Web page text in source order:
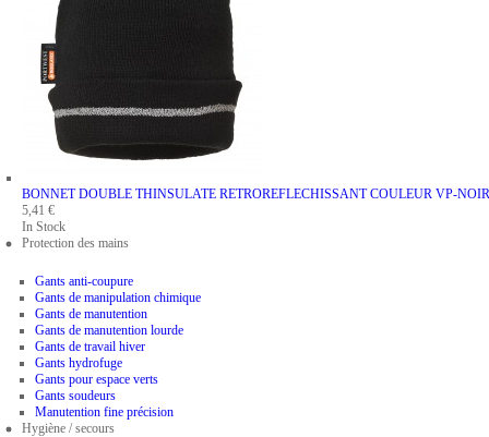
BONNET DOUBLE THINSULATE RETROREFLECHISSANTCOULEUR VP-NOIR
5,41 €
In Stock
Protection des mains
Gants anti-coupure
Gants de manipulation chimique
Gants de manutention
Gants de manutention lourde
Gants de travail hiver
Gants hydrofuge
Gants pour espace verts
Gants soudeurs
Manutention fine précision
Hygiène / secours